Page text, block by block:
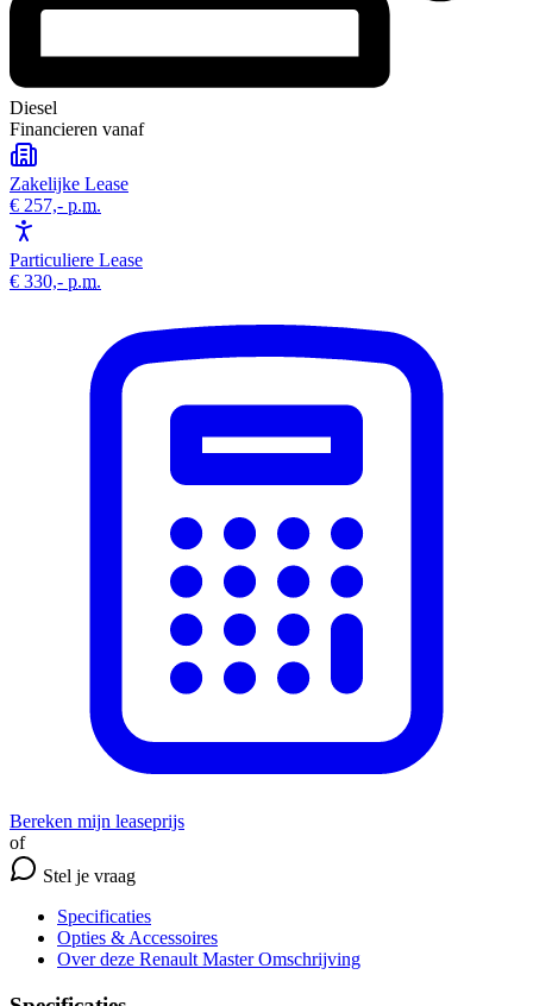
Diesel
Financieren vanaf
Zakelijke Lease
€ 257,- p.m.
Particuliere Lease
€ 330,- p.m.
Bereken mijn leaseprijs
of
Stel je vraag
Specificaties
Opties & Accessoires
Over deze Renault Master Omschrijving